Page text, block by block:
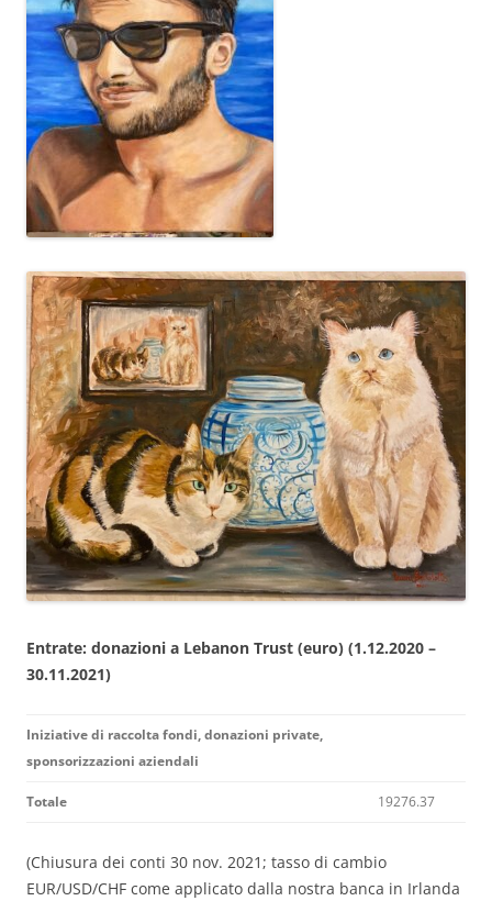
Entrate: donazioni a Lebanon Trust (euro) (1.12.2020 –
30.11.2021)
Iniziative di raccolta fondi, donazioni private,
sponsorizzazioni aziendali
Totale 19276.37
(Chiusura dei conti 30 nov. 2021; tasso di cambio
EUR/USD/CHF come applicato dalla nostra banca in Irlanda